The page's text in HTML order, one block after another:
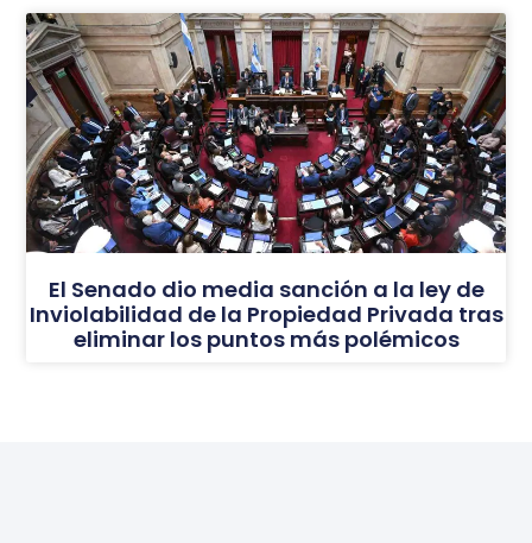
El Senado dio media sanción a la ley de
Inviolabilidad de la Propiedad Privada tras
eliminar los puntos más polémicos